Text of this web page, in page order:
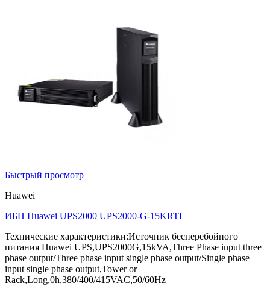
Быстрый просмотр
Huawei
ИБП Huawei UPS2000 UPS2000-G-15KRTL
Технические характеристики:Источник бесперебойного
питания Huawei UPS,UPS2000G,15kVA,Three Phase input three
phase output/Three phase input single phase output/Single phase
input single phase output,Tower or
Rack,Long,0h,380/400/415VAC,50/60Hz